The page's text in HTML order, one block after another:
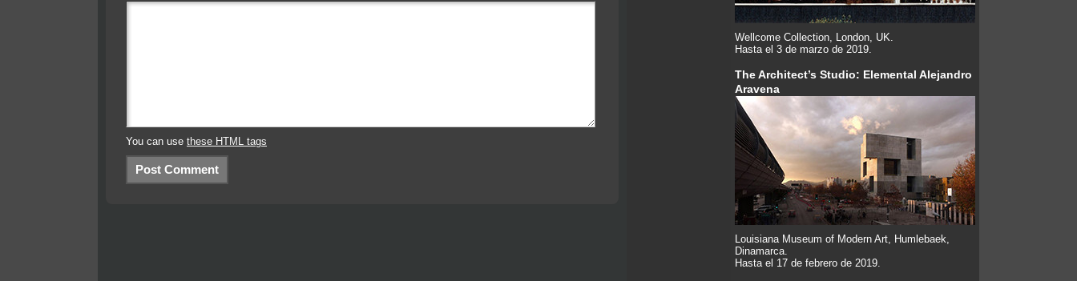
You can use these HTML tags
Wellcome Collection, London, UK.
Hasta el 3 de marzo de 2019.
The Architect’s Studio: Elemental Alejandro
Aravena
Louisiana Museum of Modern Art, Humlebaek,
Dinamarca.
Hasta el 17 de febrero de 2019.